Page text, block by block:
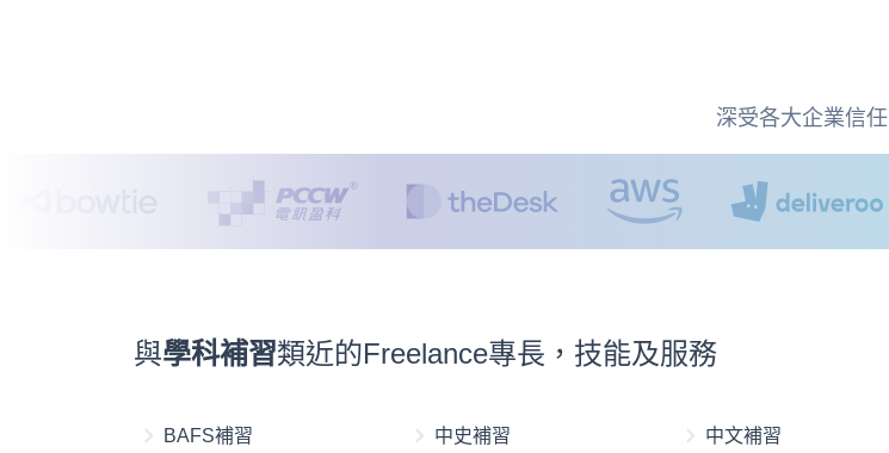
深受各大企業信任
與學科補習類近的Freelance專長，技能及服務
BAFS補習 中史補習 中文補習